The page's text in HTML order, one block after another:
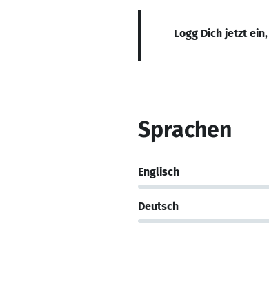
Logg Dich jetzt
Sprachen
Englisch
Deutsch